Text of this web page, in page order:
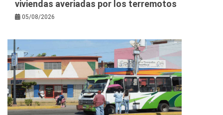
viviendas averiadas por los terremotos
05/08/2026